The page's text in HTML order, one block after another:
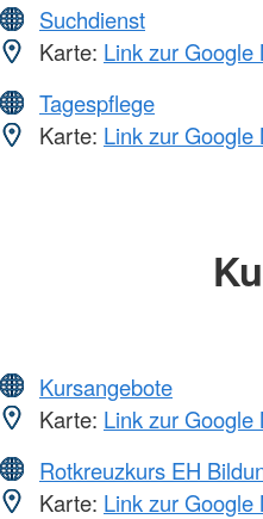
Suchdienst
Karte: Link zur Google
Tagespflege
Karte: Link zur Google
Kursangebote
Karte: Link zur Google
Rotkreuzkurs EH
Karte: Link zur Google